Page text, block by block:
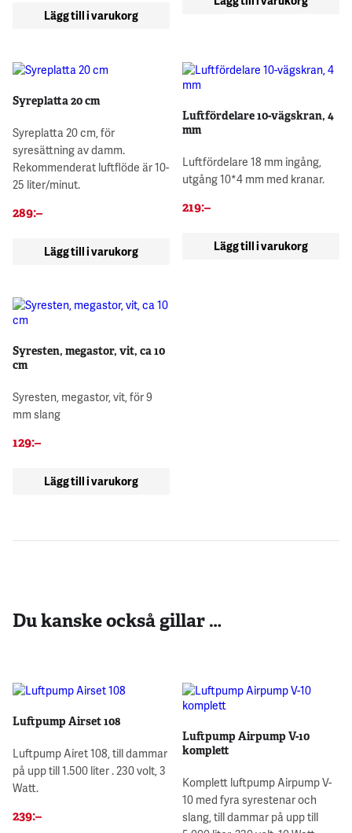
Lägg till i varukorg
Syreplatta 20 cm
Syreplatta 20 cm, för
syresättning av damm.
Rekommenderat luftflöde är 10-
25 liter/minut.
289:–
Lägg till i varukorg
Luftfördelare 10-vägskran, 4
mm
Luftfördelare 18 mm ingång,
utgång 10*4 mm med kranar.
219:–
Lägg till i varukorg
Syresten, megastor, vit, ca 10
cm
Syresten, megastor, vit, för 9
mm slang
129:–
Lägg till i varukorg
Du kanske också gillar …
Luftpump Airset 108
Luftpump Airet 108, till dammar
på upp till 1.500 liter . 230 volt, 3
Watt.
239:–
Luftpump Airpump V-10
komplett
Komplett luftpump Airpump V-
10 med fyra syrestenar och
slang, till dammar på upp till